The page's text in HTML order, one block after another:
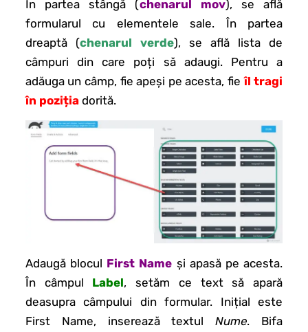
În partea stângă (chenarul mov), se află
formularul cu elementele sale. În partea
dreaptă (chenarul verde), se află lista de
câmpuri din care poți să adaugi. Pentru a
adăuga un câmp, fie apeși pe acesta, fieîl tragi
în pozițiadorită.
Adaugă blocul First Name și apasă pe acesta.
În câmpul Label, setăm ce text să apară
deasupra câmpului din formular. Inițial este
First Name, inserează textulNume. Bifa